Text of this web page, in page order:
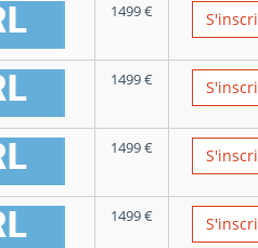
1499€
1499€
1499€
1499€